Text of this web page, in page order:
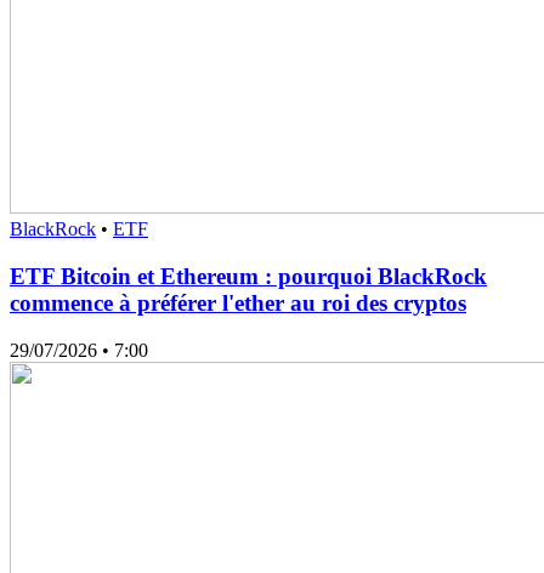
BlackRock • ETF
ETF Bitcoin et Ethereum : pourquoi BlackRock
commence à préférer l'ether au roi des cryptos
29/07/2026 • 7:00